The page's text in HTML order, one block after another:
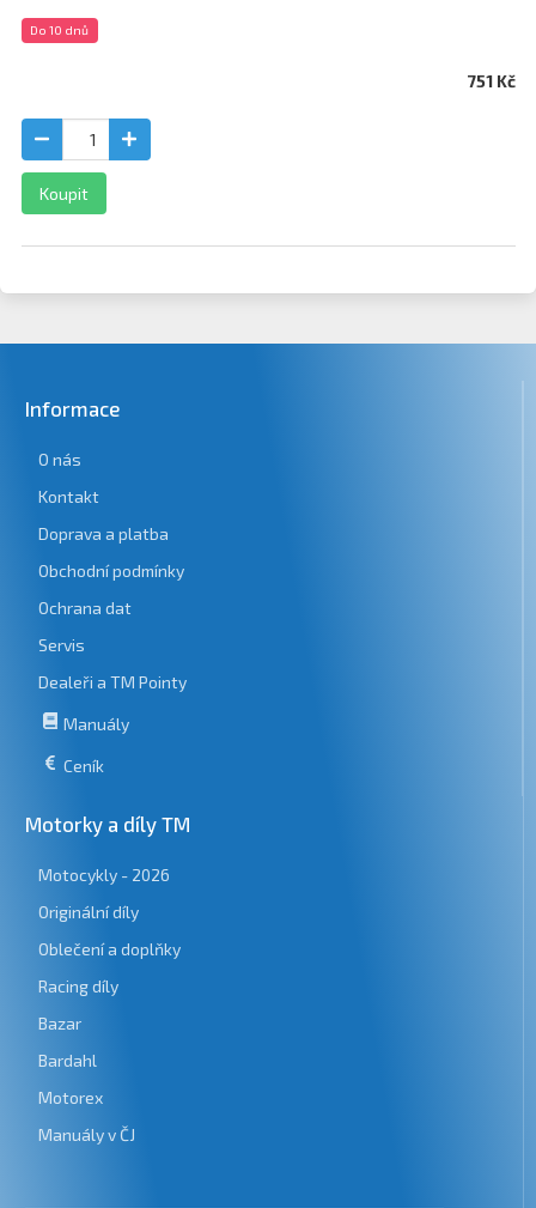
Do 10 dnů
751 Kč
Koupit
Informace
O nás
Kontakt
Doprava a platba
Obchodní podmínky
Ochrana dat
Servis
Dealeři a TM Pointy
Manuály
Ceník
Motorky a díly TM
Motocykly - 2026
Originální díly
Oblečení a doplňky
Racing díly
Bazar
Bardahl
Motorex
Manuály v ČJ